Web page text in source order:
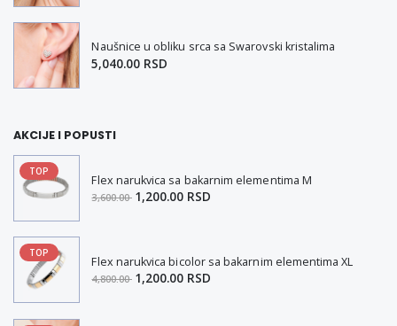
Naušnice u obliku srca sa Swarovski kristalima
5,040.00 RSD
AKCIJE I POPUSTI
TOP
Flex narukvica sa bakarnim elementima M
3,600.00 1,200.00 RSD
TOP
Flex narukvica bicolor sa bakarnim elementima XL
4,800.00 1,200.00 RSD